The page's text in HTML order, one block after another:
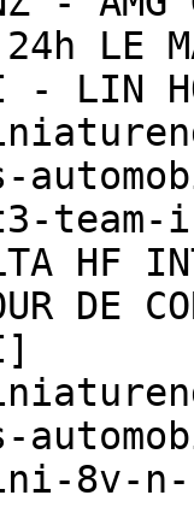
LE
- LIN
HF
DE
8v-